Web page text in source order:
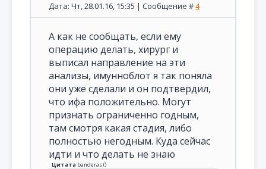
Дата: Чт, 28.01.16, 15:35 | Сообщение #4
А как не сообщать, если ему
операцию делать, хирург и
выписал направление на эти
анализы, имунноблот я так поняла
они уже сделали и он подтвердил,
что ифа положительно. Могут
признать ограниченно годным,
там смотря какая стадия, либо
полностью негодным. Куда сейчас
идти и что делать не знаю
Цитата banderas()